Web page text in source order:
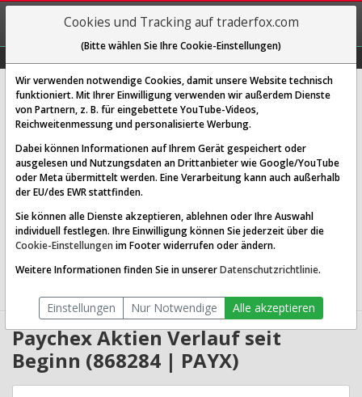
REGIS-
TRIEREN
Paychex Inc.
[PAYX | WKN 868284 | ISIN US7043261079]
120,021 $ -0,09 %
Echtzeit-Aktienkurs 07.08.2026 19:59 Uhr
BID:119,986 $
Website:
http://www.paychex.com
Sektor:
Technology / Software - Application
42.70 Mrd. USD
Anzahl
355,682,848
Paychex Aktien Verlauf seit
Beginn (868284 | PAYX)
Cookies und Tracking auf traderfox.com
(Bitte wählen Sie Ihre Cookie-Einstellungen)
Wir verwenden notwendige Cookies, damit unsere Website technisch
funktioniert. Mit Ihrer Einwilligung verwenden wir außerdem Dienste
von Partnern, z. B. für eingebettete YouTube-Videos,
Reichweitenmessung und personalisierte Werbung.
Dabei können Informationen auf Ihrem Gerät gespeichert oder
ausgelesen und Nutzungsdaten an Drittanbieter wie Google/YouTube
oder Meta übermittelt werden. Eine Verarbeitung kann auch außerhalb
der EU/des EWR stattfinden.
Sie können alle Dienste akzeptieren, ablehnen oder Ihre Auswahl
individuell festlegen. Ihre Einwilligung können Sie jederzeit über die
Cookie-Einstellungen im Footer widerrufen oder ändern.
Weitere Informationen finden Sie in unsererDatenschutzrichtlinie.
Einstellungen Nur Notwendige Alle akzeptieren